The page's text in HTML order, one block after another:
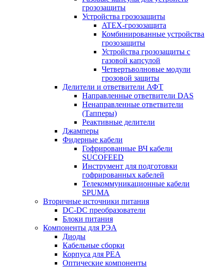
грозозащиты
Устройства грозозащиты
ATEX-грозозащита
Комбинированные устройства
грозозащиты
Устройства грозозащиты с
газовой капсулой
Четвертьволновые модули
грозовой защиты
Делители и ответвители АФТ
Направленные ответвители DAS
Ненаправленные ответвители
(Тапперы)
Реактивные делители
Джамперы
Фидерные кабели
Гофрированные ВЧ кабели
SUCOFEED
Инструмент для подготовки
гофрированных кабелей
Телекоммуникационные кабели
SPUMA
Вторичные источники питания
DC-DC преобразователи
Блоки питания
Компоненты для РЭА
Диоды
Кабельные сборки
Корпуса для РЕА
Оптические компоненты